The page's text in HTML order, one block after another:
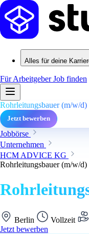
Alles für deine
Für ArbeitgeberJob finden
Rohrleitungsbauer (m/w/
Jetzt bewerben
Jobbörse
Unternehmen
HCM ADVICE KG
Rohrleitungsbauer (m/w/
Berlin Vollzeit
Jetzt bewerben